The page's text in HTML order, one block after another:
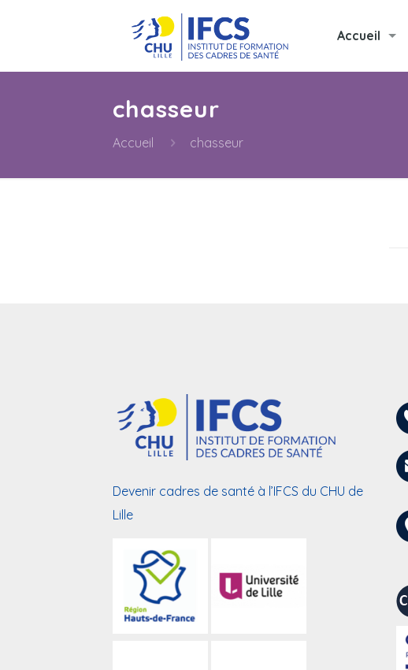
Accueil
chasseur
Accueil chasseur
Devenir cadres de santé à l’IFCS du CHU de
Lille